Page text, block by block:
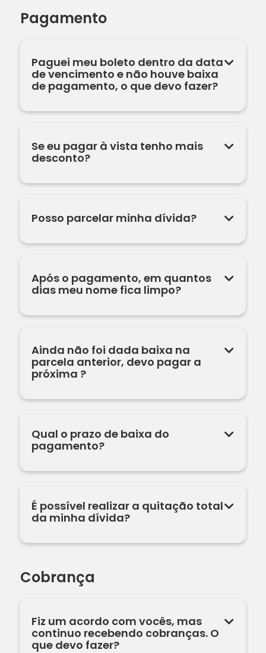
Pagamento
Paguei meu boleto dentro da data
de vencimento e não houve baixa
de pagamento, o que devo fazer?
Se eu pagar à vista tenho mais
desconto?
Posso parcelar minha dívida?
Após o pagamento, em quantos
dias meu nome fica limpo?
Ainda não foi dada baixa na
parcela anterior, devo pagar a
próxima ?
Qual o prazo de baixa do
pagamento?
É possível realizar a quitação total
da minha dívida?
Cobrança
Fiz um acordo com vocês, mas
continuo recebendo cobranças. O
que devo fazer?